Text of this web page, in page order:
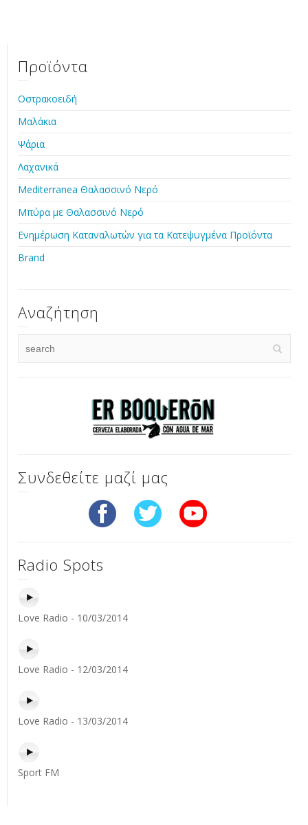
Προϊόντα
Οστρακοειδή
Μαλάκια
Ψάρια
Λαχανικά
Mediterranea Θαλασσινό Νερό
Μπύρα με Θαλασσινό Νερό
Ενημέρωση Καταναλωτών για τα Κατεψυγμένα Προϊόντα
Brand
Αναζήτηση
Συνδεθείτε μαζί μας
Radio Spots
Love Radio - 10/03/2014
Love Radio - 12/03/2014
Love Radio - 13/03/2014
Sport FM